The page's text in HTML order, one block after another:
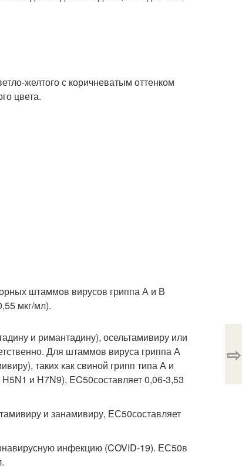
желтого с коричневатым оттенком
цвета.
штаммов вирусов гриппа А и В
мкг/мл).
и римантадину), осельтамивиру или
Для штаммов вируса гриппа А
таких как свиной грипп типа А и
и H7N9), EC50составляет 0,06-3,53
и занамивиру, ЕС50составляет
инфекцию (COVID-19). ЕС50в
⇨